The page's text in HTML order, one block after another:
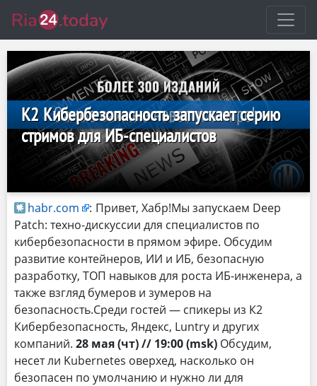
К2 Кибербезопасность запускает серию
стримов для ИБ-специалистов
habr.com : Привет, Хабр!Мы запускаем Deep
Patch: техно-дискуссии для специалистов по
кибербезопасности в прямом эфире. Обсудим
развитие контейнеров, ИИ и ИБ, безопасную
разработку, ТОП навыков для роста ИБ-инженера, а
также взгляд бумеров и зумеров на
безопасность.Среди гостей — спикеры из К2
Кибербезопасность, Яндекс, Luntry и других
компаний. 28 мая (чт) // 19:00 (msk) Обсудим,
несет ли Kubernetes оверхед, насколько он
безопасен по умолчанию и нужно ли для